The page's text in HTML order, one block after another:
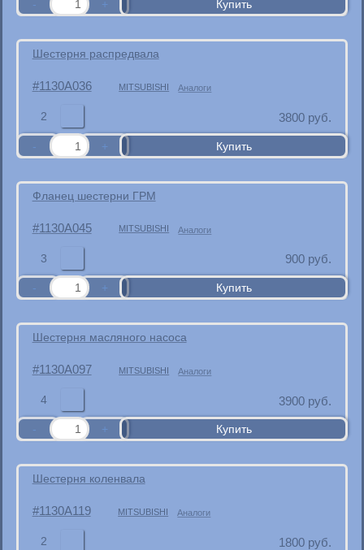
Шестерня распредвала
1130A036 MITSUBISHI Аналоги
2 3800 руб.
Фланец шестерни ГРМ
1130A045 MITSUBISHI Аналоги
3 900 руб.
Шестерня масляного насоса
1130A097 MITSUBISHI Аналоги
4 3900 руб.
Шестерня коленвала
1130A119 MITSUBISHI Аналоги
2 1800 руб.